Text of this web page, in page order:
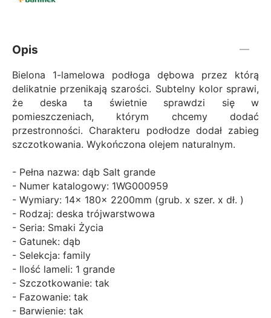
Opis
Bielona 1-lamelowa podłoga dębowa przez którą
delikatnie przenikają szarości. Subtelny kolor sprawi,
że deska ta świetnie sprawdzi się w
pomieszczeniach, którym chcemy dodać
przestronności. Charakteru podłodze dodał zabieg
szczotkowania. Wykończona olejem naturalnym.
- Pełna nazwa: dąb Salt grande
- Numer katalogowy: 1WG000959
- Wymiary: 14x 180x 2200mm (grub. x szer. x dł. )
- Rodzaj: deska trójwarstwowa
- Seria: Smaki Życia
- Gatunek: dąb
- Selekcja: family
- Ilość lameli: 1 grande
- Szczotkowanie: tak
- Fazowanie: tak
- Barwienie: tak